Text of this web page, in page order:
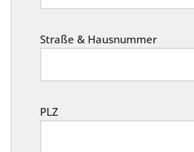
Straße & Hausnummer
PLZ